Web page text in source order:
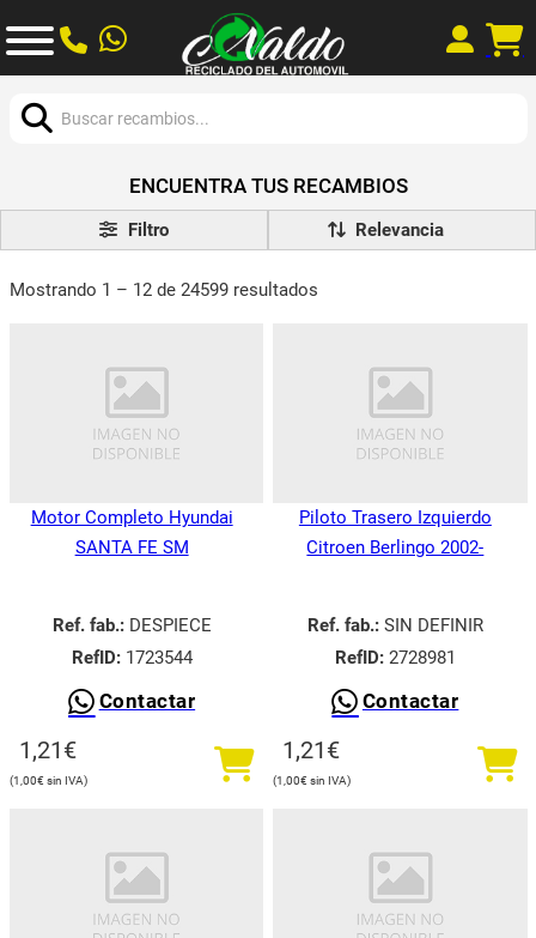
ENCUENTRA TUS RECAMBIOS
Filtro
Mostrando 1 – 12 de 24599 resultados
Motor Completo Hyundai
SANTA FE SM
Ref. fab.:DESPIECE
RefID:1723544
Contactar
1,21€
1,00€
Piloto Trasero Izquierdo
Citroen Berlingo 2002-
Ref. fab.:SIN DEFINIR
RefID:2728981
Contactar
1,21€
1,00€